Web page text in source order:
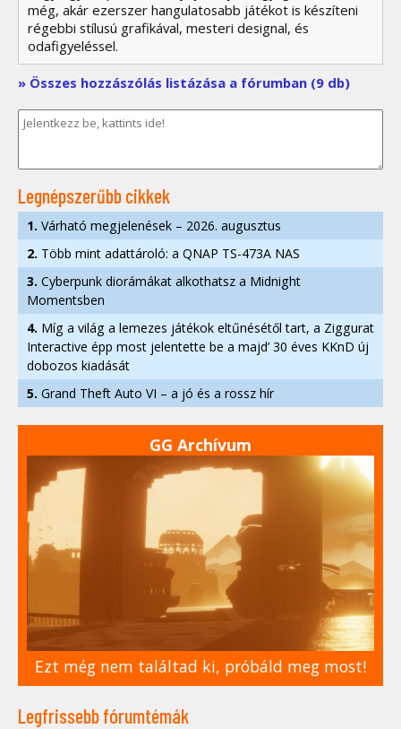
még, akár ezerszer hangulatosabb játékot is készíteni
régebbi stílusú grafikával, mesteri designal, és
odafigyeléssel.
» Összes hozzászólás listázása a fórumban (9 db)
Legnépszerűbb cikkek
1. Várható megjelenések – 2026. augusztus
2. Több mint adattároló: a QNAP TS-473A NAS
3. Cyberpunk diorámákat alkothatsz a Midnight
Momentsben
4. Míg a világ a lemezes játékok eltűnésétől tart, a Ziggurat
Interactive épp most jelentette be a majd’ 30 éves KKnD új
dobozos kiadását
5. Grand Theft Auto VI – a jó és a rossz hír
GG Archívum
Ezt még nem találtad ki, próbáld meg most!
Legfrissebb fórumtémák